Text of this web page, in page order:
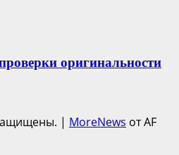
оригинальности
| MoreNews от AF